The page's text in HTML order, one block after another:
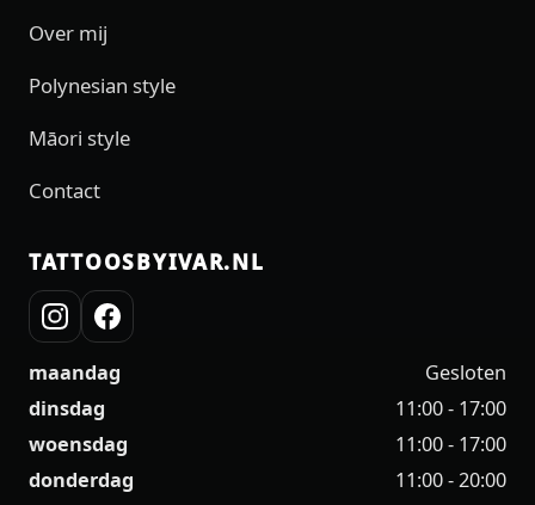
Over mij
Polynesian style
Māori style
Contact
TATTOOSBYIVAR.NL
maandag
Gesloten
dinsdag
11:00 - 17:00
woensdag
11:00 - 17:00
donderdag
11:00 - 20:00